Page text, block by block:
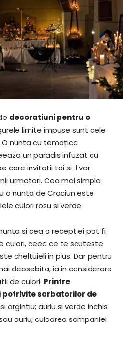
decoratiuni pentru o
limite impuse sunt cele
nunta cu tematica
un paradis infuzat cu
care invitatii tai si-l vor
urmatori. Cea mai simpla
o nunta de Craciun este
culori rosu si verde.
si cea a receptiei pot fi
culori, ceea ce te scuteste
cheltuieli in plus. Dar pentru
deosebita, ia in considerare
de culori. Printre
potrivite sarbatorilor de
argintiu; auriu si verde inchis;
auriu; culoarea sampaniei